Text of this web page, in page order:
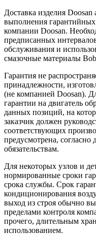
Доставка изделия
выполнения гарантийных
компании Doosan.
предписанных
обслуживания и
смазочные материалы
Гарантия не
принадлежности,
(не компанией Doosan).
гарантии на двигатель
данных позиций, на
заказчик должен
соответствующих
предусмотрена,
обязательствам.
Для некоторых узлов и
нормированные сроки
срока службы. Срок
кондиционирования
выход из строя обычно
пределами контроля
прочего, длительным
использованием.